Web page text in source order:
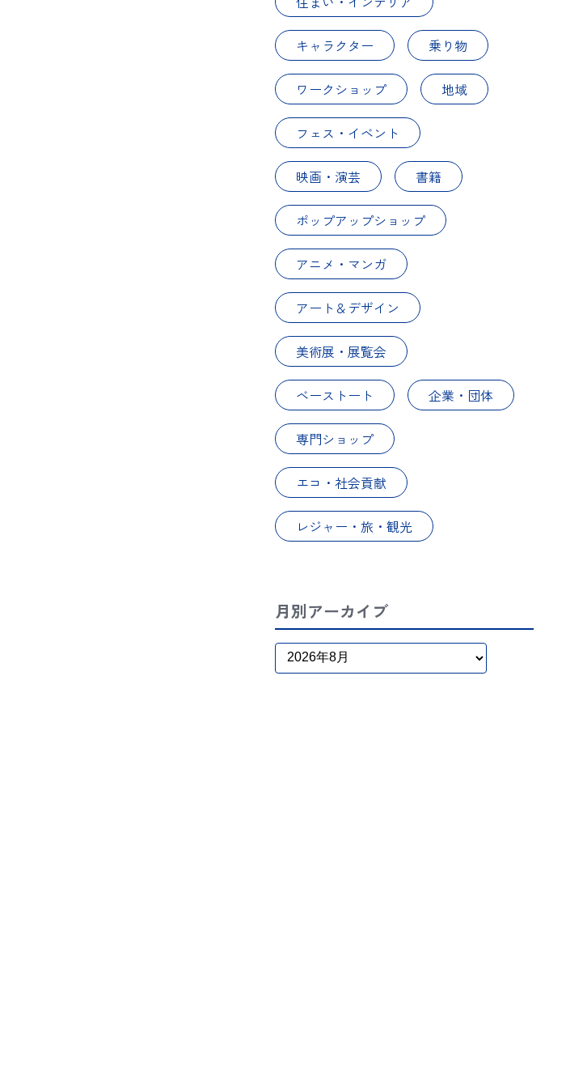
キャラクター 乗り物
ワークショップ 地域
フェス・イベント
映画・演芸 書籍
ポップアップショップ
アニメ・マンガ
アート＆デザイン
美術展・展覧会
ベーストート 企業・団体
専門ショップ
エコ・社会貢献
レジャー・旅・観光
月別アーカイブ